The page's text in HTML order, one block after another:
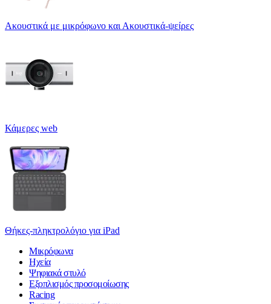
Ακουστικά με μικρόφωνο και Ακουστικά-ψείρες
Κάμερες web
Θήκες-πληκτρολόγιο για iPad
Μικρόφωνα
Ηχεία
Ψηφιακά στυλό
Εξοπλισμός προσομοίωσης
Racing